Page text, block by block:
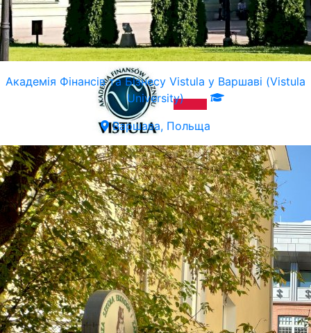
Академія Фінансів та Бізнесу Vistula у Варшаві (Vistula
University)
Варшава, Польща